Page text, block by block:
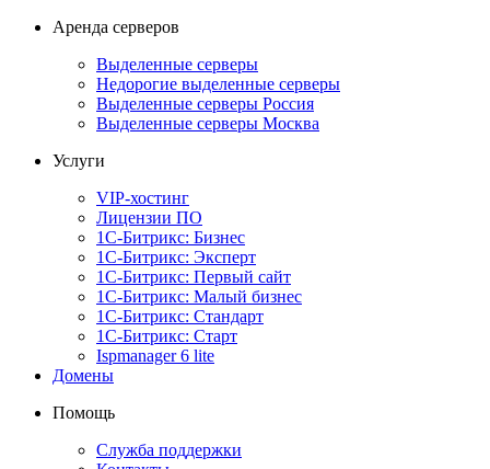
Аренда серверов
Выделенные серверы
Недорогие выделенные серверы
Выделенные серверы Россия
Выделенные серверы Москва
Услуги
VIP-хостинг
Лицензии ПО
1С-Битрикс: Бизнес
1С-Битрикс: Эксперт
1С-Битрикс: Первый сайт
1С-Битрикс: Малый бизнес
1С-Битрикс: Стандарт
1С-Битрикс: Старт
Ispmanager 6 lite
Домены
Помощь
Служба поддержки